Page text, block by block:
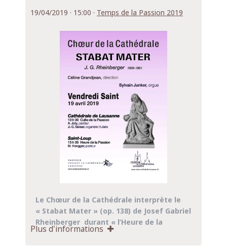
Culte à 10 h 00
Junker accompagne à l’orgue.
Le Pasteur André Joly célébre le culte et
Jean-Christophe Geiser tient le grand
19/04/2019 · 15:00 · Temps de la Passion 2019
Le Chœur de la Cathédrale interprète le
« Stabat Mater » (op. 138) de Josef Gabriel
Rheinberger durant « l’Heure de la
Passion » en communion avec les
Plus d'informations